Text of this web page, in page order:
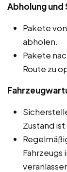
Abholung und
Pakete
abholen.
Pakete
Route zu
Zustand
Fahrzeugs